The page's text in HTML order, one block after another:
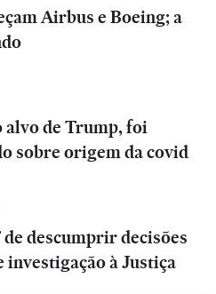
Airbus e Boeing; a
alvo de Trump, foi
sobre origem da covid
descumprir decisões
investigação à Justiça